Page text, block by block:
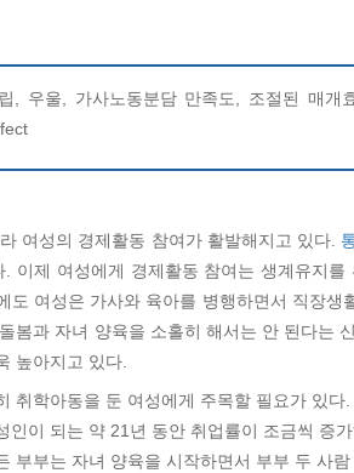
, 우울, 가사노동분담 만족도, 조절된 매
여성의 경제활동 참여가 활발해지고 있다.
이제 여성에게 경제활동 참여는 생계유지
도 여성은 가사와 육아를 병행하면서 직장
봄과 자녀 양육을 소홀히 해서는 안 된다는
높아지고 있다.
취학아동을 둔 여성에게 주목할 필요가 있
인이 되는 약 21년 동안 취업률이 조금씩
부부는 자녀 양육을 시작하면서 부부 두 사